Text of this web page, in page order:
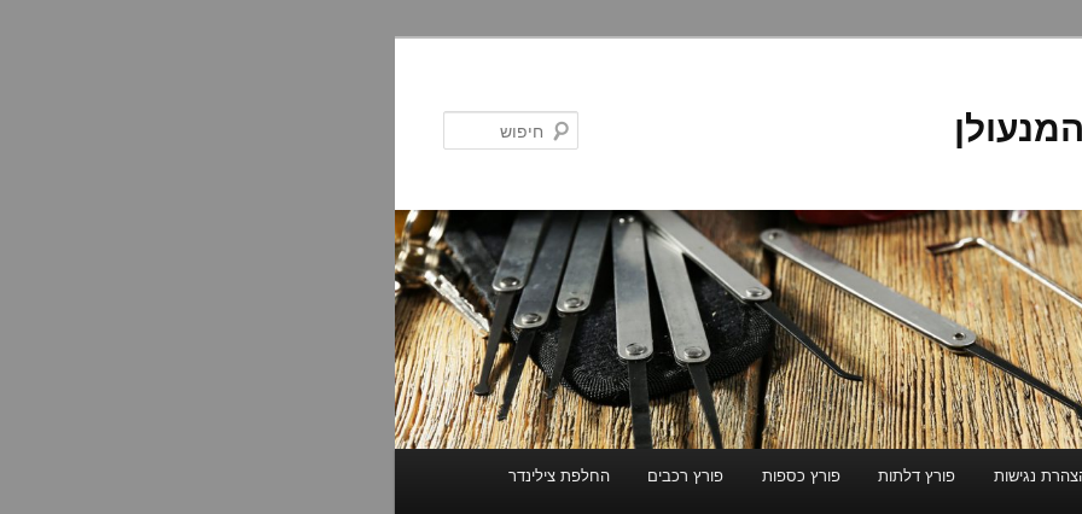
נגישות פורץ דלתות פורץ כספות פורץ רכבים החלפת צילינדר